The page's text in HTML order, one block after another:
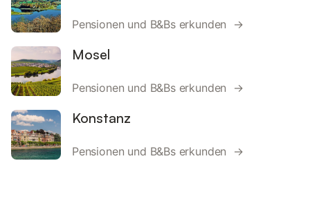
Pensionen und B&Bs erkunden →
Mosel
Pensionen und B&Bs erkunden →
Konstanz
Pensionen und B&Bs erkunden →